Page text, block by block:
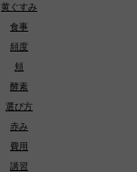
黄ぐすみ
食事
頻度
頬
酵素
選び方
赤み
費用
講習